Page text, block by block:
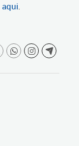
aqui.